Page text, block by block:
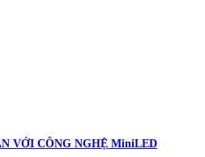
VỚI CÔNG NGHỆ MiniLED